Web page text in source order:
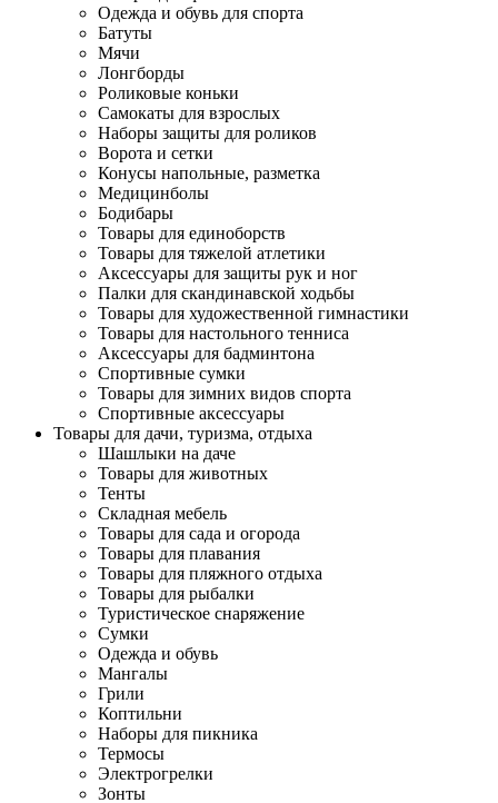
Одежда и обувь для спорта
Батуты
Мячи
Лонгборды
Роликовые коньки
Самокаты для взрослых
Наборы защиты для роликов
Ворота и сетки
Конусы напольные, разметка
Медицинболы
Бодибары
Товары для единоборств
Товары для тяжелой атлетики
Аксессуары для защиты рук и ног
Палки для скандинавской ходьбы
Товары для художественной гимнастики
Товары для настольного тенниса
Аксессуары для бадминтона
Спортивные сумки
Товары для зимних видов спорта
Спортивные аксессуары
Товары для дачи, туризма, отдыха
Шашлыки на даче
Товары для животных
Тенты
Складная мебель
Товары для сада и огорода
Товары для плавания
Товары для пляжного отдыха
Товары для рыбалки
Туристическое снаряжение
Сумки
Одежда и обувь
Мангалы
Грили
Коптильни
Наборы для пикника
Термосы
Электрогрелки
Зонты